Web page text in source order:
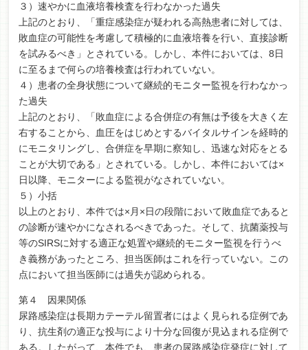
３）速やかに血液培養検査を行わなかった過失
上記のとおり、「重症感染症が疑われる高熱患者に対しては、
敗血症の可能性を考慮して積極的に血液培養を行い、直接診断
を試みるべき」とされている。しかし、本件においては、8日
に至るまで何らの培養検査は行われていない。
４）患者の全身状態について継続的モニター監視を行わなかっ
た過失
上記のとおり、「敗血症による合併症の有無は予後を大きく左
右することから、血圧をはじめとするバイタルサインを経時的
にモニタリングし、合併症を早期に察知し、迅速な対応をとる
ことが大切である」とされている。しかし、本件においては×
日以降、モニターによる監視がなされていない。
５）小括
以上のとおり、本件では×月×日の段階において敗血症であると
の診断が速やかになされるべきであった。そして、抗菌薬投与
等のSIRSに対する適正な処置や継続的モニター監視を行うべ
き義務があったところ、担当医師はこれを行っていない。この
点において担当医師には過失が認められる。
第４ 因果関係
尿路感染症は長期カテーテル留置者にはよく見られる症例であ
り、抗生剤の適正な投与により十分な回復が見込まれる症例で
ある。したがって、本件でも、患者の尿路感染症発症に対して